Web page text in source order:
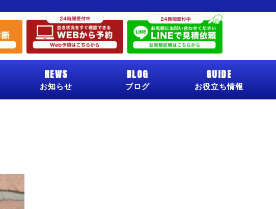
NEWS
お知らせ
BLOG
ブログ
GUIDE
お役立ち情報